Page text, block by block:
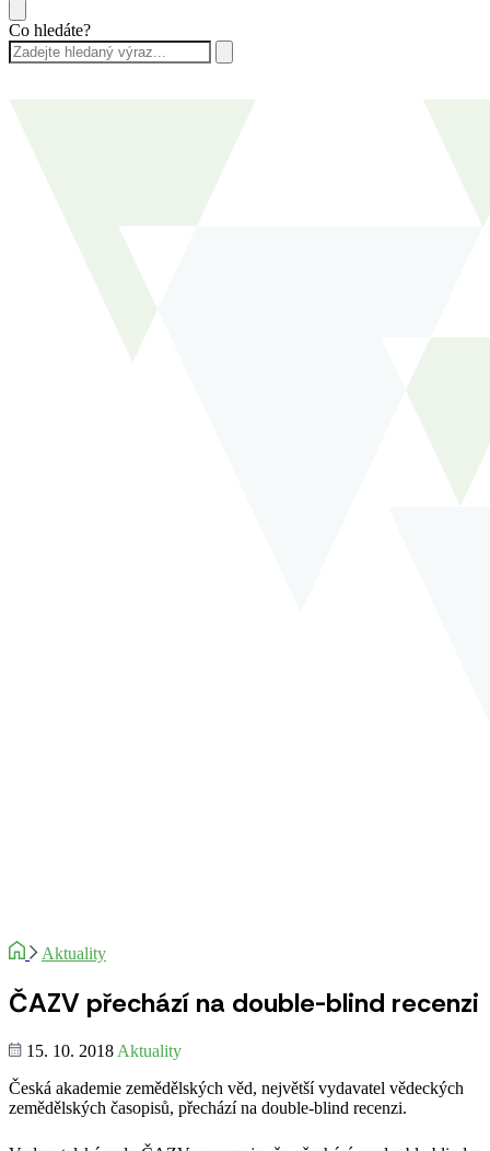
Co hledáte?
Aktuality
ČAZV přechází na double-blind recenzi
15. 10. 2018 Aktuality
Česká akademie zemědělských věd, největší vydavatel vědeckých
zemědělských časopisů, přechází na double-blind recenzi.